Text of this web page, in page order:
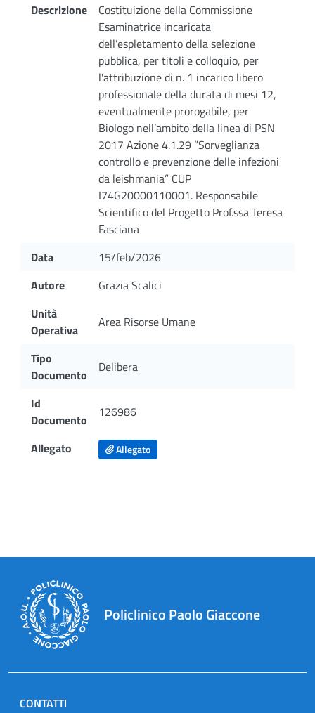
Descrizione
Costituizione della Commissione
Esaminatrice incaricata
dell’espletamento della selezione
pubblica, per titoli e colloquio, per
l'attribuzione di n. 1 incarico libero
professionale della durata di mesi 12,
eventualmente prorogabile, per
Biologo nell’ambito della linea di PSN
2017 Azione 4.1.29 “Sorveglianza
controllo e prevenzione delle infezioni
da leishmania” CUP
I74G20000110001. Responsabile
Scientifico del Progetto Prof.ssa Teresa
Fasciana
Data
15/feb/2026
Autore
Grazia Scalici
Unità
Operativa
Area Risorse Umane
Tipo
Documento
Delibera
Id
Documento
126986
Allegato Allegato
Policlinico Paolo Giaccone
CONTATTI